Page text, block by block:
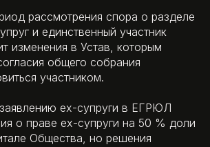
рассмотрения спора о разделе
и единственный участник
изменения в Устав, которым
общего собрания
участником.
ех-супруги в ЕГРЮЛ
о праве ех-супруги на 50 % доли
Общества, но решения